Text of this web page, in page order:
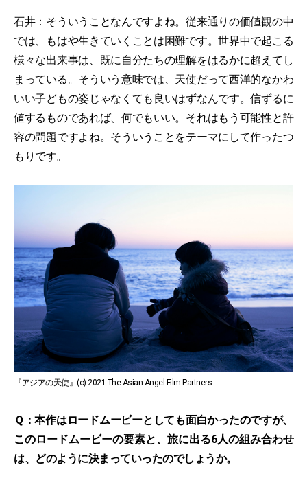
石井：そういうことなんですよね。従来通りの価値観の中
では、もはや生きていくことは困難です。世界中で起こる
様々な出来事は、既に自分たちの理解をはるかに超えてし
まっている。そういう意味では、天使だって西洋的なかわ
いい子どもの姿じゃなくても良いはずなんです。信ずるに
値するものであれば、何でもいい。それはもう可能性と許
容の問題ですよね。そういうことをテーマにして作ったつ
もりです。
『アジアの天使』(c) 2021 The Asian Angel Film Partners
Ｑ：本作はロードムービーとしても面白かったのですが、
このロードムービーの要素と、旅に出る6人の組み合わせ
は、どのように決まっていったのでしょうか。